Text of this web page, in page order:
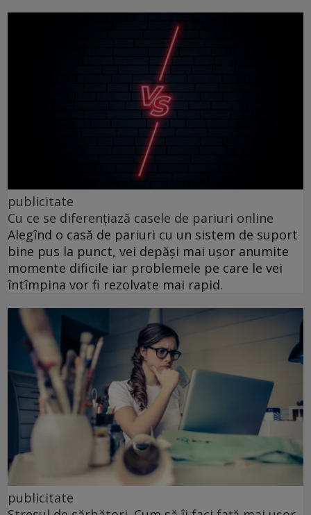
publicitate
Cu ce se diferențiază casele de pariuri online
Alegînd o casă de pariuri cu un sistem de suport
bine pus la punct, vei depăși mai ușor anumite
momente dificile iar problemele pe care le vei
întîmpina vor fi rezolvate mai rapid.
publicitate